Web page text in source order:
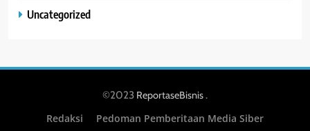
Uncategorized
©2023 ReportaseBisnis.
Redaksi
Pedoman Pemberitaan Media Siber